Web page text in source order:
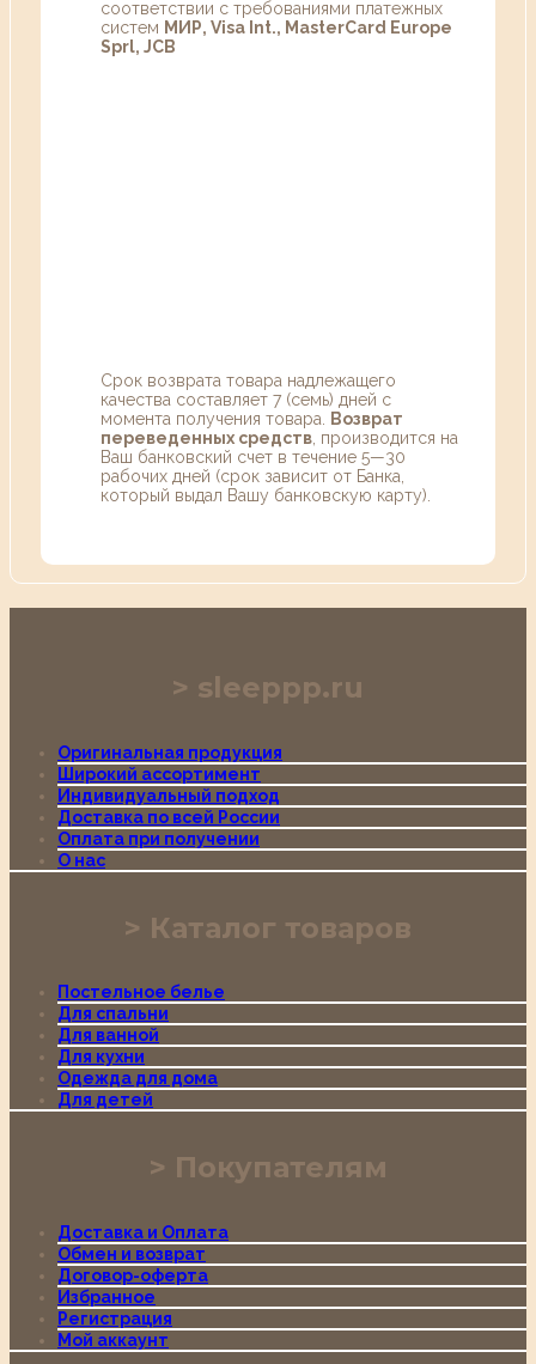
соответствии с требованиями платежных
систем МИР, Visa Int., MasterCard Europe
Sprl, JCB
Срок возврата товара надлежащего
качества составляет 7 (семь) дней с
момента получения товара.
Возврат
переведенных средств , производится на
Ваш банковский счет в течение 5—30
рабочих дней (срок зависит от Банка,
который выдал Вашу банковскую карту).
sleeppp.ru
Оригинальная продукция
Широкий ассортимент
Индивидуальный подход
Доставка по всей России
Оплата при получении
О нас
Каталог товаров
Постельное белье
Для спальни
Для ванной
Для кухни
Одежда для дома
Для детей
Покупателям
Доставка и Оплата
Обмен и возврат
Договор-оферта
Избранное
Регистрация
Мой аккаунт